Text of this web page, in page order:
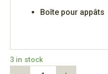
Boîte pour appâts
3 in stock